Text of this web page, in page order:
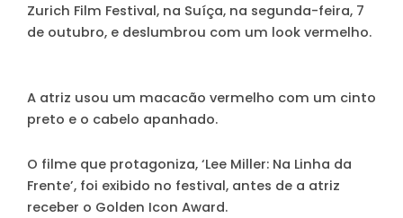
Zurich Film Festival, na Suíça, na segunda-feira, 7
de outubro, e deslumbrou com um look vermelho.
A atriz usou um macacão vermelho com um cinto
preto e o cabelo apanhado.
O filme que protagoniza, ‘Lee Miller: Na Linha da
Frente’, foi exibido no festival, antes de a atriz
receber o Golden Icon Award.